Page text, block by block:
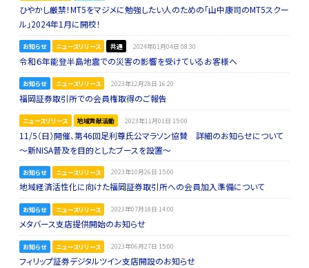
ひやかし厳禁！MT5をマジメに勉強したい人のための「山中康司のMT5スクー
ル」2024年1月に開校！
お知らせ ニュースリリース 共通 2024年01月04日 08:30
令和６年能登半島地震での災害の影響を受けているお客様へ
お知らせ ニュースリリース 2023年12月28日 16:20
福岡証券取引所での会員権取得のご報告
ニュースリリース 地域貢献活動 2023年11月01日 15:00
11/5（日）開催、第46回足利尊氏公マラソン協賛 詳細のお知らせについて
～新NISA普及を目的としたブースを設置～
お知らせ ニュースリリース 2023年10月26日 15:00
地域経済活性化に向けた福岡証券取引所への会員加入準備について
お知らせ ニュースリリース 2023年07月18日 14:00
メタバース支店提供開始のお知らせ
お知らせ ニュースリリース 2023年06月27日 15:00
フィリップ証券デジタルツイン支店開設のお知らせ